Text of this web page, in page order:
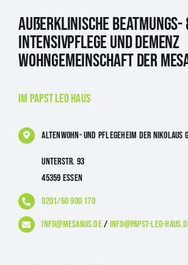
Außerklinische Beatmungs-
Intensivpflege und Demenz
Wohngemeinschaft der
im Papst Leo Haus
Altenwohn- und Pflegeheim der Nikolaus
Unterstr. 93
45359 Essen
0201/60 900 170
info@mesanus.de/ info@papst-leo-